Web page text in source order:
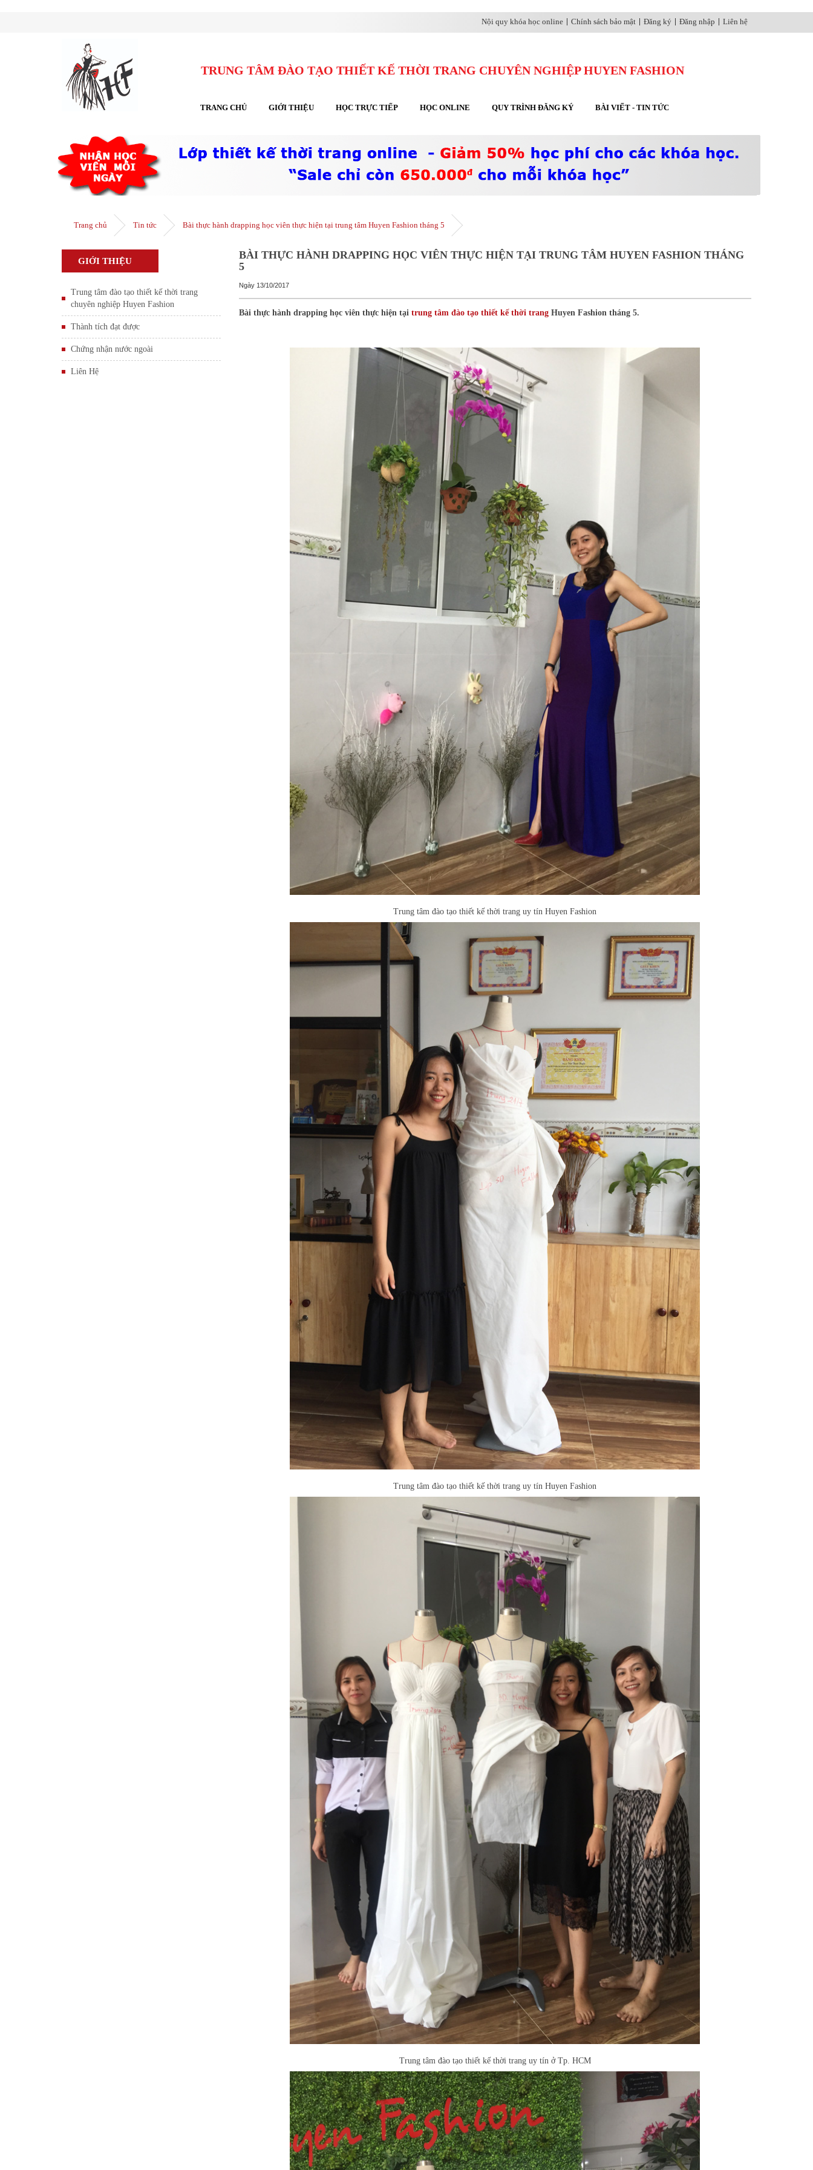
Nội quy khóa học online Chính sách bảo mật Đăng ký Đăng nhập Liên hệ
TRUNG TÂM ĐÀO TẠO THIẾT KẾ THỜI TRANG CHUYÊN NGHIỆP HUYEN FASHION
TRANG CHỦ GIỚI THIỆU HỌC TRỰC TIẾP HỌC ONLINE QUY TRÌNH ĐĂNG KÝ BÀI VIẾT - TIN TỨC
Trang chủ Tin tức Bài thực hành drapping học viên thực hiện tại trung tâm Huyen Fashion tháng 5
GIỚI THIỆU
Trung tâm đào tạo thiết kế thời trang
chuyên nghiệp Huyen Fashion
Thành tích đạt được
Chứng nhận nước ngoài
Liên Hệ
BÀI THỰC HÀNH DRAPPING HỌC VIÊN THỰC HIỆN TẠI TRUNG TÂM HUYEN FASHION THÁNG
5
Ngày 13/10/2017
Bài thực hành drapping học viên thực hiện tạitrung tâm đào tạo thiết kế thời trangHuyen Fashion tháng 5.
Trung tâm đào tạo thiết kế thời trang uy tín Huyen Fashion
Trung tâm đào tạo thiết kế thời trang uy tín Huyen Fashion
Trung tâm đào tạo thiết kế thời trang uy tín ở Tp. HCM